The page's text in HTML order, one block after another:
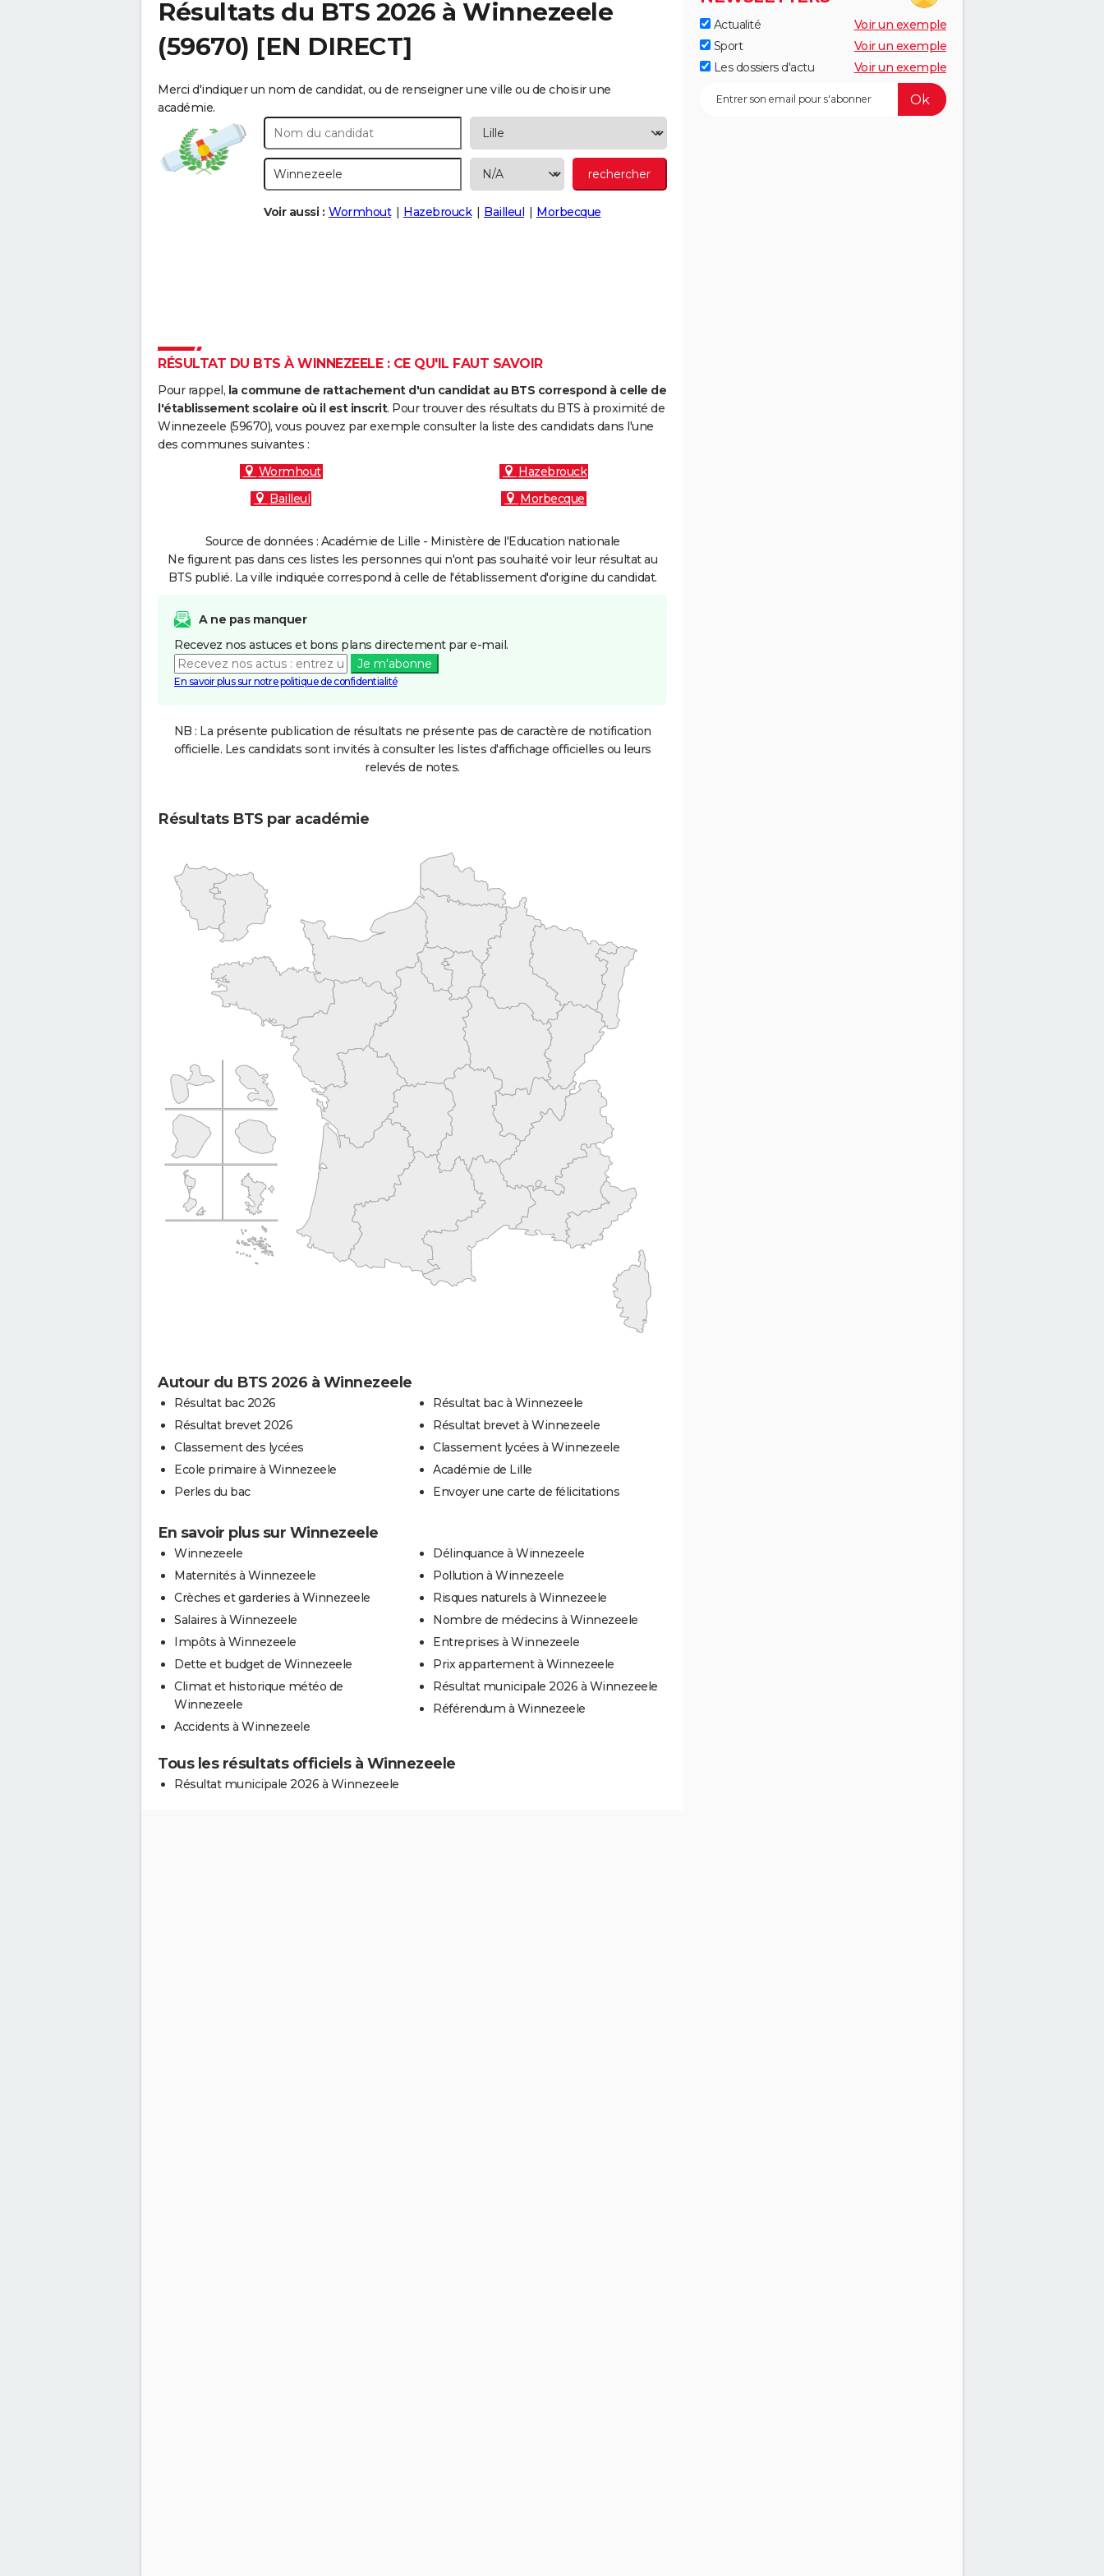
Résultats du BTS 2026 à Winnezeele
(59670) [EN DIRECT]
Merci d'indiquer un nom de candidat, ou de renseigner une ville ou de choisir une
académie.
Voir aussi : Wormhout Hazebrouck Bailleul Morbecque
RÉSULTAT DU BTS À WINNEZEELE : CE QU'IL FAUT SAVOIR
Pour rappel, la commune de rattachement d'un candidat au BTS correspond à celle de
l'établissement scolaire où il est inscrit. Pour trouver des résultats du BTS à proximité de
Winnezeele (59670), vous pouvez par exemple consulter la liste des candidats dans l'une
des communes suivantes :
Wormhout
Hazebrouck
Bailleul
Morbecque
Source de données : Académie de Lille - Ministère de l'Education nationale
Ne figurent pas dans ces listes les personnes qui n'ont pas souhaité voir leur résultat au
BTS publié. La ville indiquée correspond à celle de l'établissement d'origine du candidat.
A ne pas manquer
Recevez nos astuces et bons plans directement par e-mail.
Je m'abonne
En savoir plus sur notre politique de confidentialité
NB : La présente publication de résultats ne présente pas de caractère de notification
officielle. Les candidats sont invités à consulter les listes d'affichage officielles ou leurs
relevés de notes.
Résultats BTS par académie
Autour du BTS 2026 à Winnezeele
Résultat bac 2026
Résultat brevet 2026
Classement des lycées
Ecole primaire à Winnezeele
Perles du bac
Résultat bac à Winnezeele
Résultat brevet à Winnezeele
Classement lycées à Winnezeele
Académie de Lille
Envoyer une carte de félicitations
En savoir plus sur Winnezeele
Winnezeele
Maternités à Winnezeele
Crèches et garderies à Winnezeele
Salaires à Winnezeele
Impôts à Winnezeele
Dette et budget de Winnezeele
Climat et historique météo de
Winnezeele
Accidents à Winnezeele
Délinquance à Winnezeele
Pollution à Winnezeele
Risques naturels à Winnezeele
Nombre de médecins à Winnezeele
Entreprises à Winnezeele
Prix appartement à Winnezeele
Résultat municipale 2026 à Winnezeele
Référendum à Winnezeele
Tous les résultats officiels à Winnezeele
Résultat municipale 2026 à Winnezeele
Actualité
Voir un exemple
Sport
Voir un exemple
Les dossiers d'actu
Voir un exemple